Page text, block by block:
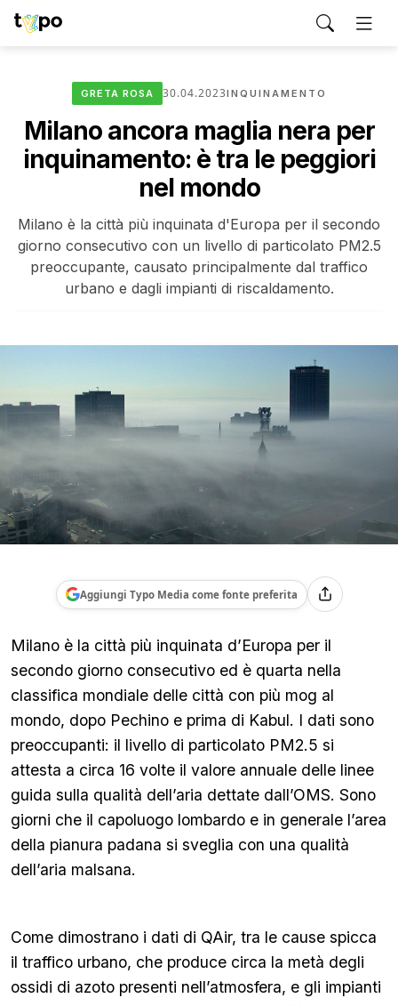
GRETA ROSA 30.04.2023INQUINAMENTO
Milano ancora maglia nera per
inquinamento: è tra le peggiori
nel mondo
Milano è la città più inquinata d'Europa per il secondo
giorno consecutivo con un livello di particolato PM2.5
preoccupante, causato principalmente dal traffico
urbano e dagli impianti di riscaldamento.
Aggiungi Typo Media come fonte preferita
Milano è la città più inquinata d’Europa per il
secondo giorno consecutivo ed è quarta nella
classifica mondiale delle città con più mog al
mondo, dopo Pechino e prima di Kabul. I dati sono
preoccupanti: il livello di particolato PM2.5 si
attesta a circa 16 volte il valore annuale delle linee
guida sulla qualità dell’aria dettate dall’OMS. Sono
giorni che il capoluogo lombardo e in generale l’area
della pianura padana si sveglia con una qualità
dell’aria malsana.
Come dimostrano i dati di QAir, tra le cause spicca
il traffico urbano, che produce circa la metà degli
ossidi di azoto presenti nell’atmosfera, e gli impianti